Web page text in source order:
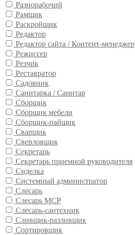
Разнорабочий
Рамщик
Раскройщик
Редактор
Редактор сайта / Контент-менеджер
Режиссер
Резчик
Реставратор
Садовник
Санитарка / Санитар
Сборщик
Сборщик мебели
Сборщик-пайщик
Сварщик
Сверловщик
Секретарь
Секретарь приемной руководителя
Сиделка
Системный администратор
Слесарь
Слесарь МСР
Слесарь-сантехник
Сливщик-разливщик
Сортировщик